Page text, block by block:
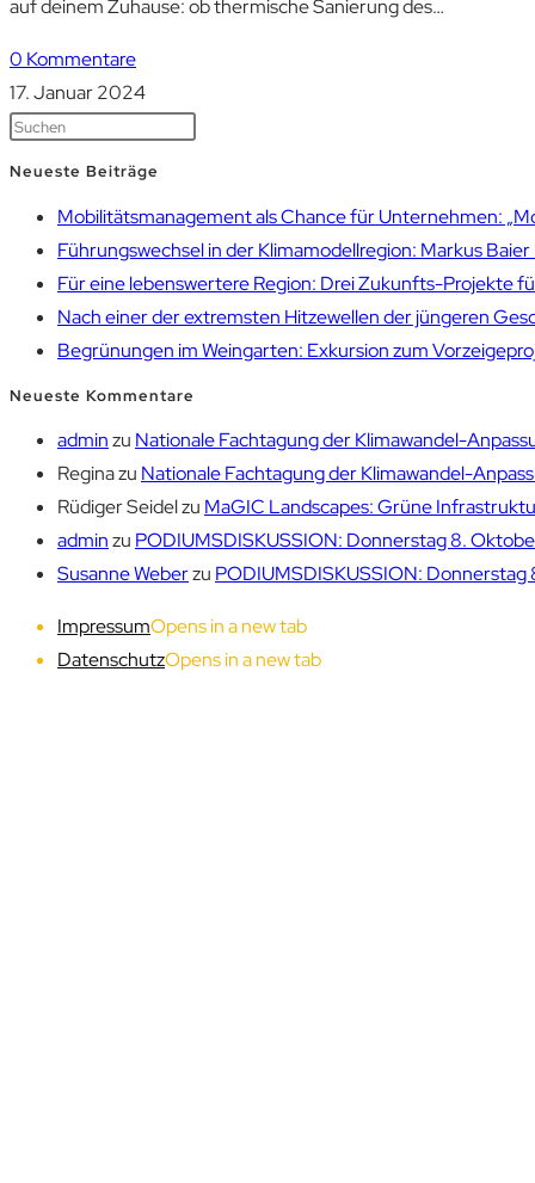
auf deinem Zuhause: ob thermische Sanierung des…
0 Kommentare
17. Januar 2024
Neueste Beiträge
Mobilitätsmanagement als Chance für Unternehmen:
Führungswechsel in der Klimamodellregion: Markus
Für eine lebenswertere Region: Drei Zukunfts-Projekte
Nach einer der extremsten Hitzewellen der jüngeren
Begrünungen im Weingarten: Exkursion zum
Neueste Kommentare
adminzu Nationale Fachtagung der Klimawandel-
Reginazu Nationale Fachtagung der Klimawandel-
Rüdiger Seidelzu MaGIC Landscapes: Grüne
adminzu PODIUMSDISKUSSION: Donnerstag 8.
Susanne Weberzu PODIUMSDISKUSSION: Donnerstag
ImpressumOpens in a new tab
DatenschutzOpens in a new tab